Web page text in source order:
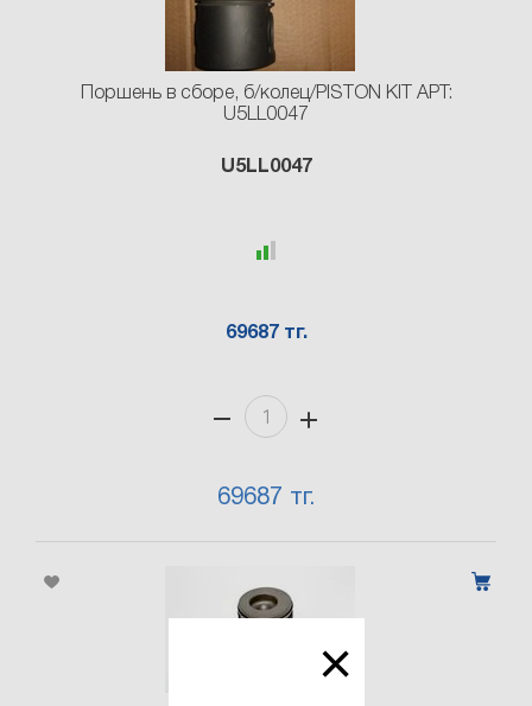
×
Поршень в сборе, б/колец/PISTON KIT АРТ:
U5LL0047
U5LL0047
69687 тг.
69687 тг.